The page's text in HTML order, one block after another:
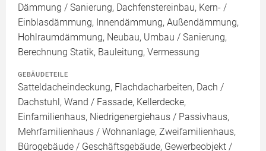
Dämmung / Sanierung, Dachfenstereinbau, Kern- /
Einblasdämmung, Innendämmung, Außendämmung,
Hohlraumdämmung, Neubau, Umbau / Sanierung,
Berechnung Statik, Bauleitung, Vermessung
GEBÄUDETEILE
Satteldacheindeckung, Flachdacharbeiten, Dach /
Dachstuhl, Wand / Fassade, Kellerdecke,
Einfamilienhaus, Niedrigenergiehaus / Passivhaus,
Mehrfamilienhaus / Wohnanlage, Zweifamilienhaus,
Bürogebäude / Geschäftsgebäude, Gewerbeobjekt /